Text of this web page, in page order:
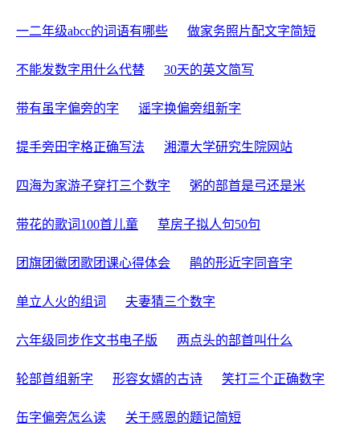
一二年级abcc的词语有哪些 做家务照片配文字简短
不能发数字用什么代替 30天的英文简写
带有虽字偏旁的字 谣字换偏旁组新字
提手旁田字格正确写法 湘潭大学研究生院网站
四海为家游子穿打三个数字 粥的部首是弓还是米
带花的歌词100首儿童 草房子拟人句50句
团旗团徽团歌团课心得体会 鹃的形近字同音字
单立人火的组词 夫妻猜三个数字
六年级同步作文书电子版 两点头的部首叫什么
轮部首组新字 形容女婿的古诗 笑打三个正确数字
缶字偏旁怎么读 关于感恩的题记简短